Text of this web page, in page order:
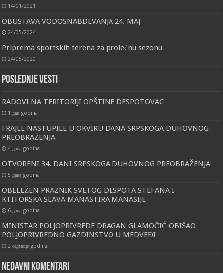
14/01/2021
OBUSTAVA VODOSNABDEVANJA 24. MAJ
24/05/2024
Priprema sportskih terena za prolećnu sezonu
24/05/2020
Poslednje vesti
RADOVI NA TERITORIJI OPŠTINE DESPOTOVAC
1 дан godina
FRAJLE NASTUPILE U OKVIRU DANA SRPSKOGA DUHOVNOG
PREOBRAŽENJA
4 дана godina
OTVORENI 34. DANI SRPSKOGA DUHOVNOG PREOBRAŽENJA
5 дана godina
OBELEŽEN PRAZNIK SVETOG DESPOTA STEFANA I
KTITORSKA SLAVA MANASTIRA MANASIJE
6 дана godina
MINISTAR POLJOPRIVREDE DRAGAN GLAMOČIĆ OBIŠAO
POLJOPRIVREDNO GAZDINSTVO U MEDVEĐI
2 седмице godina
Nedavni komentari